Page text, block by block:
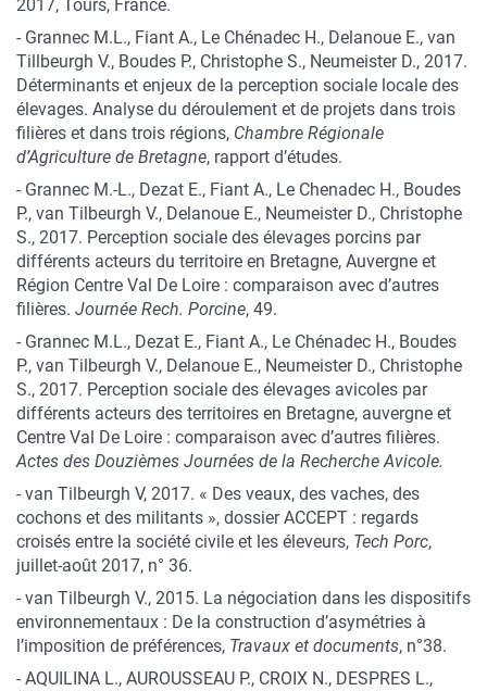
2017, Tours, France.
- Grannec M.L., Fiant A., Le Chénadec H., Delanoue E., van
Tillbeurgh V., Boudes P., Christophe S., Neumeister D., 2017.
Déterminants et enjeux de la perception sociale locale des
élevages. Analyse du déroulement et de projets dans trois
filières et dans trois régions, Chambre Régionale
d’Agriculture de Bretagne, rapport d’études.
- Grannec M.-L., Dezat E., Fiant A., Le Chenadec H., Boudes
P., van Tilbeurgh V., Delanoue E., Neumeister D., Christophe
S., 2017. Perception sociale des élevages porcins par
différents acteurs du territoire en Bretagne, Auvergne et
Région Centre Val De Loire : comparaison avec d’autres
filières. Journée Rech. Porcine, 49.
- Grannec M.L., Dezat E., Fiant A., Le Chénadec H., Boudes
P., van Tilbeurgh V., Delanoue E., Neumeister D., Christophe
S., 2017. Perception sociale des élevages avicoles par
différents acteurs des territoires en Bretagne, auvergne et
Centre Val De Loire : comparaison avec d’autres filières.
Actes des Douzièmes Journées de la Recherche Avicole.
- van Tilbeurgh V, 2017. « Des veaux, des vaches, des
cochons et des militants », dossier ACCEPT : regards
croisés entre la société civile et les éleveurs, Tech Porc,
juillet-août 2017, n° 36.
- van Tilbeurgh V., 2015. La négociation dans les dispositifs
environnementaux : De la construction d’asymétries à
l’imposition de préférences, Travaux et documents, n°38.
- AQUILINA L., AUROUSSEAU P., CROIX N., DESPRES L.,